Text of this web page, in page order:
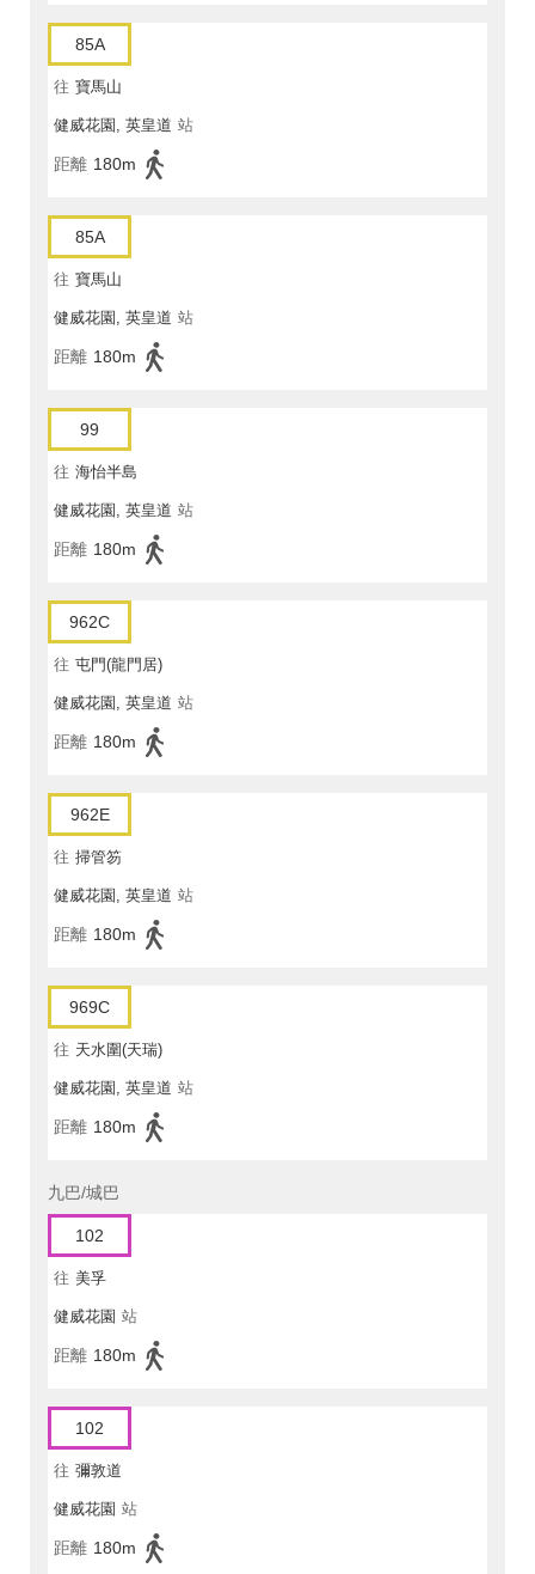
85A
往 寶馬山
健威花園, 英皇道 站
距離 180m
85A
往 寶馬山
健威花園, 英皇道 站
距離 180m
99
往 海怡半島
健威花園, 英皇道 站
距離 180m
962C
往 屯門(龍門居)
健威花園, 英皇道 站
距離 180m
962E
往 掃管笏
健威花園, 英皇道 站
距離 180m
969C
往 天水圍(天瑞)
健威花園, 英皇道 站
距離 180m
九巴/城巴
102
往 美孚
健威花園 站
距離 180m
102
往 彌敦道
健威花園 站
距離 180m